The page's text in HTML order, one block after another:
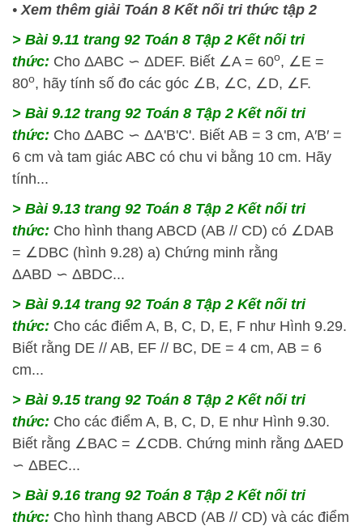
• Xem thêm giải Toán 8 Kết nối tri thức tập 2
> Bài 9.11 trang 92 Toán 8 Tập 2 Kết nối tri
thức: Cho ΔABC ∽ ΔDEF. Biết ∠A = 60o, ∠E =
80o, hãy tính số đo các góc ∠B, ∠C, ∠D, ∠F.
> Bài 9.12 trang 92 Toán 8 Tập 2 Kết nối tri
thức: Cho ΔABC ∽ ΔA'B'C'. Biết AB = 3 cm, A′B′ =
6 cm và tam giác ABC có chu vi bằng 10 cm. Hãy
tính...
> Bài 9.13 trang 92 Toán 8 Tập 2 Kết nối tri
thức: Cho hình thang ABCD (AB // CD) có ∠DAB
= ∠DBC (hình 9.28) a) Chứng minh rằng
ΔABD ∽ ΔBDC...
> Bài 9.14 trang 92 Toán 8 Tập 2 Kết nối tri
thức: Cho các điểm A, B, C, D, E, F như Hình 9.29.
Biết rằng DE // AB, EF // BC, DE = 4 cm, AB = 6
cm...
> Bài 9.15 trang 92 Toán 8 Tập 2 Kết nối tri
thức: Cho các điểm A, B, C, D, E như Hình 9.30.
Biết rằng ∠BAC = ∠CDB. Chứng minh rằng ΔAED
∽ ΔBEC...
> Bài 9.16 trang 92 Toán 8 Tập 2 Kết nối tri
thức: Cho hình thang ABCD (AB // CD) và các điểm